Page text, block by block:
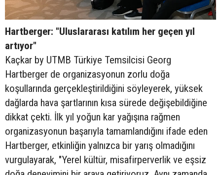
Hartberger: "Uluslararası katılım her geçen yıl
artıyor"
Kaçkar by UTMB Türkiye Temsilcisi Georg
Hartberger de organizasyonun zorlu doğa
koşullarında gerçekleştirildiğini söyleyerek, yüksek
dağlarda hava şartlarının kısa sürede değişebildiğine
dikkat çekti. İlk yıl yoğun kar yağışına rağmen
organizasyonun başarıyla tamamlandığını ifade eden
Hartberger, etkinliğin yalnızca bir yarış olmadığını
vurgulayarak, "Yerel kültür, misafirperverlik ve eşsiz